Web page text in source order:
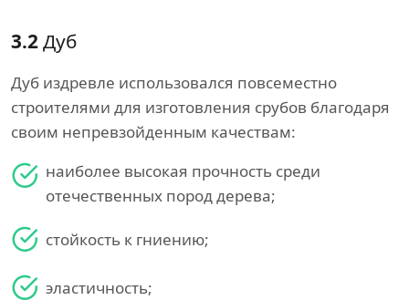
3.2Дуб
Дуб издревле использовался повсеместно
строителями для изготовления срубов благодаря
своим непревзойденным качествам:
наиболее высокая прочность среди
отечественных пород дерева;
стойкость к гниению;
эластичность;